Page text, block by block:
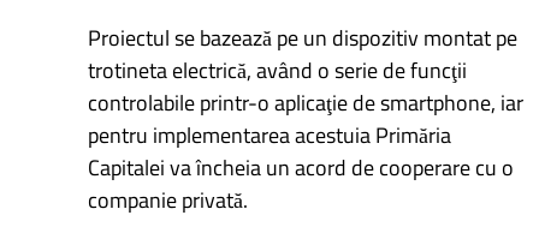
Proiectul se bazează pe un dispozitiv montat pe
trotineta electrică, având o serie de funcţii
controlabile printr-o aplicaţie de smartphone, iar
pentru implementarea acestuia Primăria
Capitalei va încheia un acord de cooperare cu o
companie privată.